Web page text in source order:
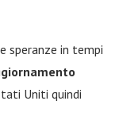
speranze in tempi
Uniti quindi